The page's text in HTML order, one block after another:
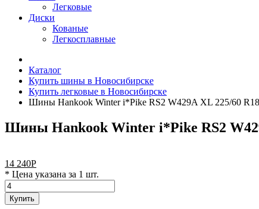
Легковые
Диски
Кованые
Легкосплавные
Каталог
Купить шины в Новосибирске
Купить легковые в Новосибирске
Шины Hankook Winter i*Pike RS2 W429A XL 225/60 R18
Шины Hankook Winter i*Pike RS2
14 240Р
* Цена указана за 1 шт.
Купить